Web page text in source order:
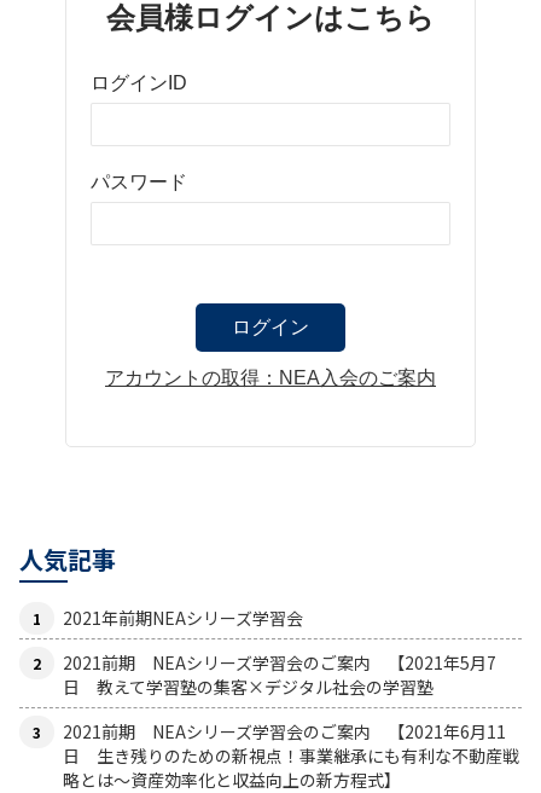
会員様ログインはこちら
ログインID
パスワード
アカウントの取得：NEA入会のご案内
人気記事
2021年前期NEAシリーズ学習会
2021前期 NEAシリーズ学習会のご案内 【2021年5月7
日 教えて学習塾の集客×デジタル社会の学習塾
2021前期 NEAシリーズ学習会のご案内 【2021年6月11
日 生き残りのための新視点！事業継承にも有利な不動産戦
略とは〜資産効率化と収益向上の新方程式】